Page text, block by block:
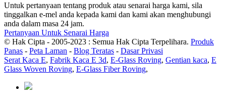
Untuk pertanyaan tentang produk atau senarai harga kami, sila
tinggalkan e-mel anda kepada kami dan kami akan menghubungi
anda dalam masa 24 jam.
Pertanyaan Untuk Senarai Harga
© Hak Cipta - 2005-2023 : Semua Hak Cipta Terpelihara. Produk
Panas - Peta Laman - Blog Teratas - Dasar Privasi
Serat Kaca E, Fabrik Kaca E 3d, E-Glass Roving, Gentian kaca, E
Glass Woven Roving, E-Glass Fiber Roving,